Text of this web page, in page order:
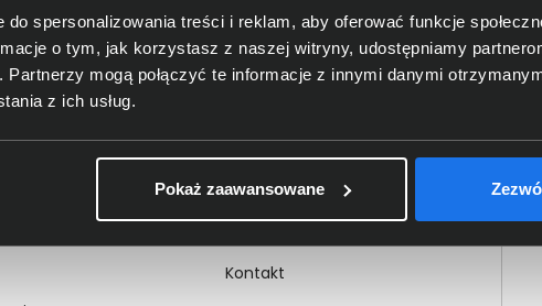
spersonalizowania treści i reklam, aby oferować funkcje
o tym, jak korzystasz z naszej witryny, udostępniamy
mogą połączyć te informacje z innymi danymi
z ich usług.
Pokaż zaawansowane
dokumencie
Certyfikaty i autoryzacje
Nagrody i wyróżnienia
Polityka prywatności
wewnętrznych
Kontakt